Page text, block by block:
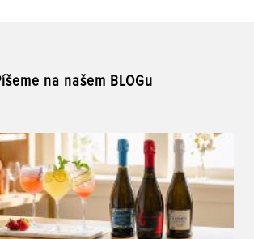
na našem BLOGu